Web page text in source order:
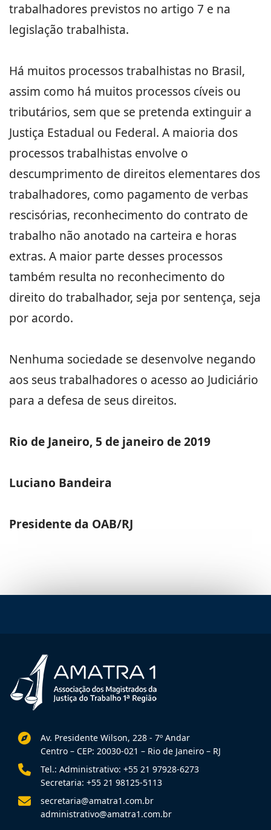
trabalhadores previstos no artigo 7 e na
legislação trabalhista.
Há muitos processos trabalhistas no Brasil,
assim como há muitos processos cíveis ou
tributários, sem que se pretenda extinguir a
Justiça Estadual ou Federal. A maioria dos
processos trabalhistas envolve o
descumprimento de direitos elementares dos
trabalhadores, como pagamento de verbas
rescisórias, reconhecimento do contrato de
trabalho não anotado na carteira e horas
extras. A maior parte desses processos
também resulta no reconhecimento do
direito do trabalhador, seja por sentença, seja
por acordo.
Nenhuma sociedade se desenvolve negando
aos seus trabalhadores o acesso ao Judiciário
para a defesa de seus direitos.
Rio de Janeiro, 5 de janeiro de 2019
Luciano Bandeira
Presidente da OAB/RJ
Av. Presidente Wilson, 228 - 7º Andar
Centro – CEP: 20030-021 – Rio de Janeiro – RJ
Tel.: Administrativo: +55 21 97928-6273
Secretaria: +55 21 98125-5113
secretaria@amatra1.com.br
administrativo@amatra1.com.br